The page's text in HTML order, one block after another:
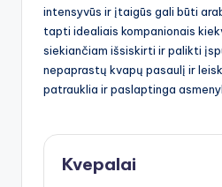
intensyvūs ir įtaigūs gali būti
tapti idealiais kompanionais
siekiančiam išsiskirti ir palikti
nepaprastų kvapų pasaulį ir
patrauklia ir paslaptinga
Kvepalai